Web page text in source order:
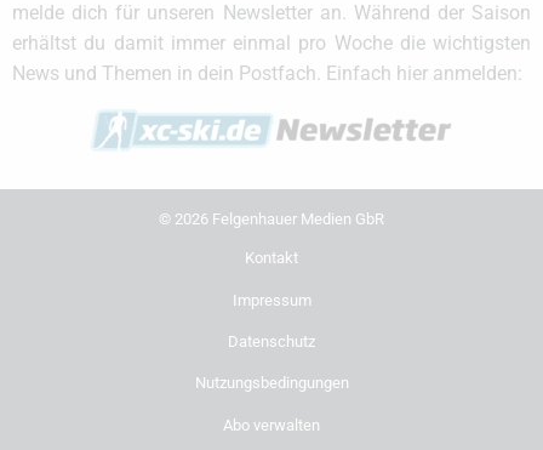
melde dich für unseren Newsletter an. Während der Saison
erhältst du damit immer einmal pro Woche die wichtigsten
News und Themen in dein Postfach. Einfach hier anmelden:
© 2026 Felgenhauer Medien GbR
Kontakt
Impressum
Datenschutz
Nutzungsbedingungen
Abo verwalten